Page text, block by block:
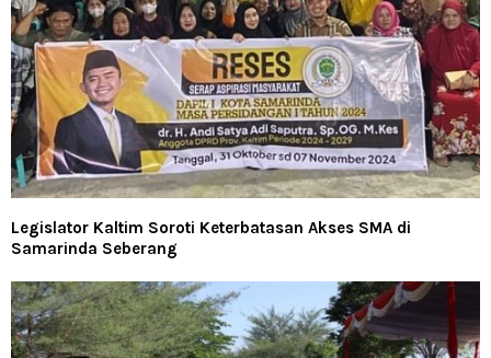
Legislator Kaltim Soroti Keterbatasan Akses SMA di
Samarinda Seberang